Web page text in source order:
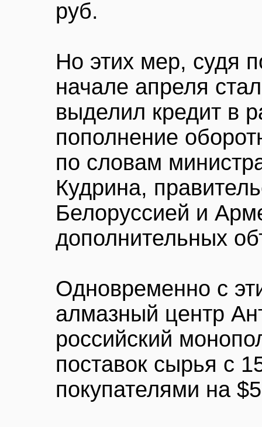
руб.
Но этих мер, судя
начале апреля
выделил кредит в
пополнение
по словам
Кудрина,
Белоруссией и
дополнительных
Одновременно с
алмазный центр
российский
поставок сырья с
покупателями на